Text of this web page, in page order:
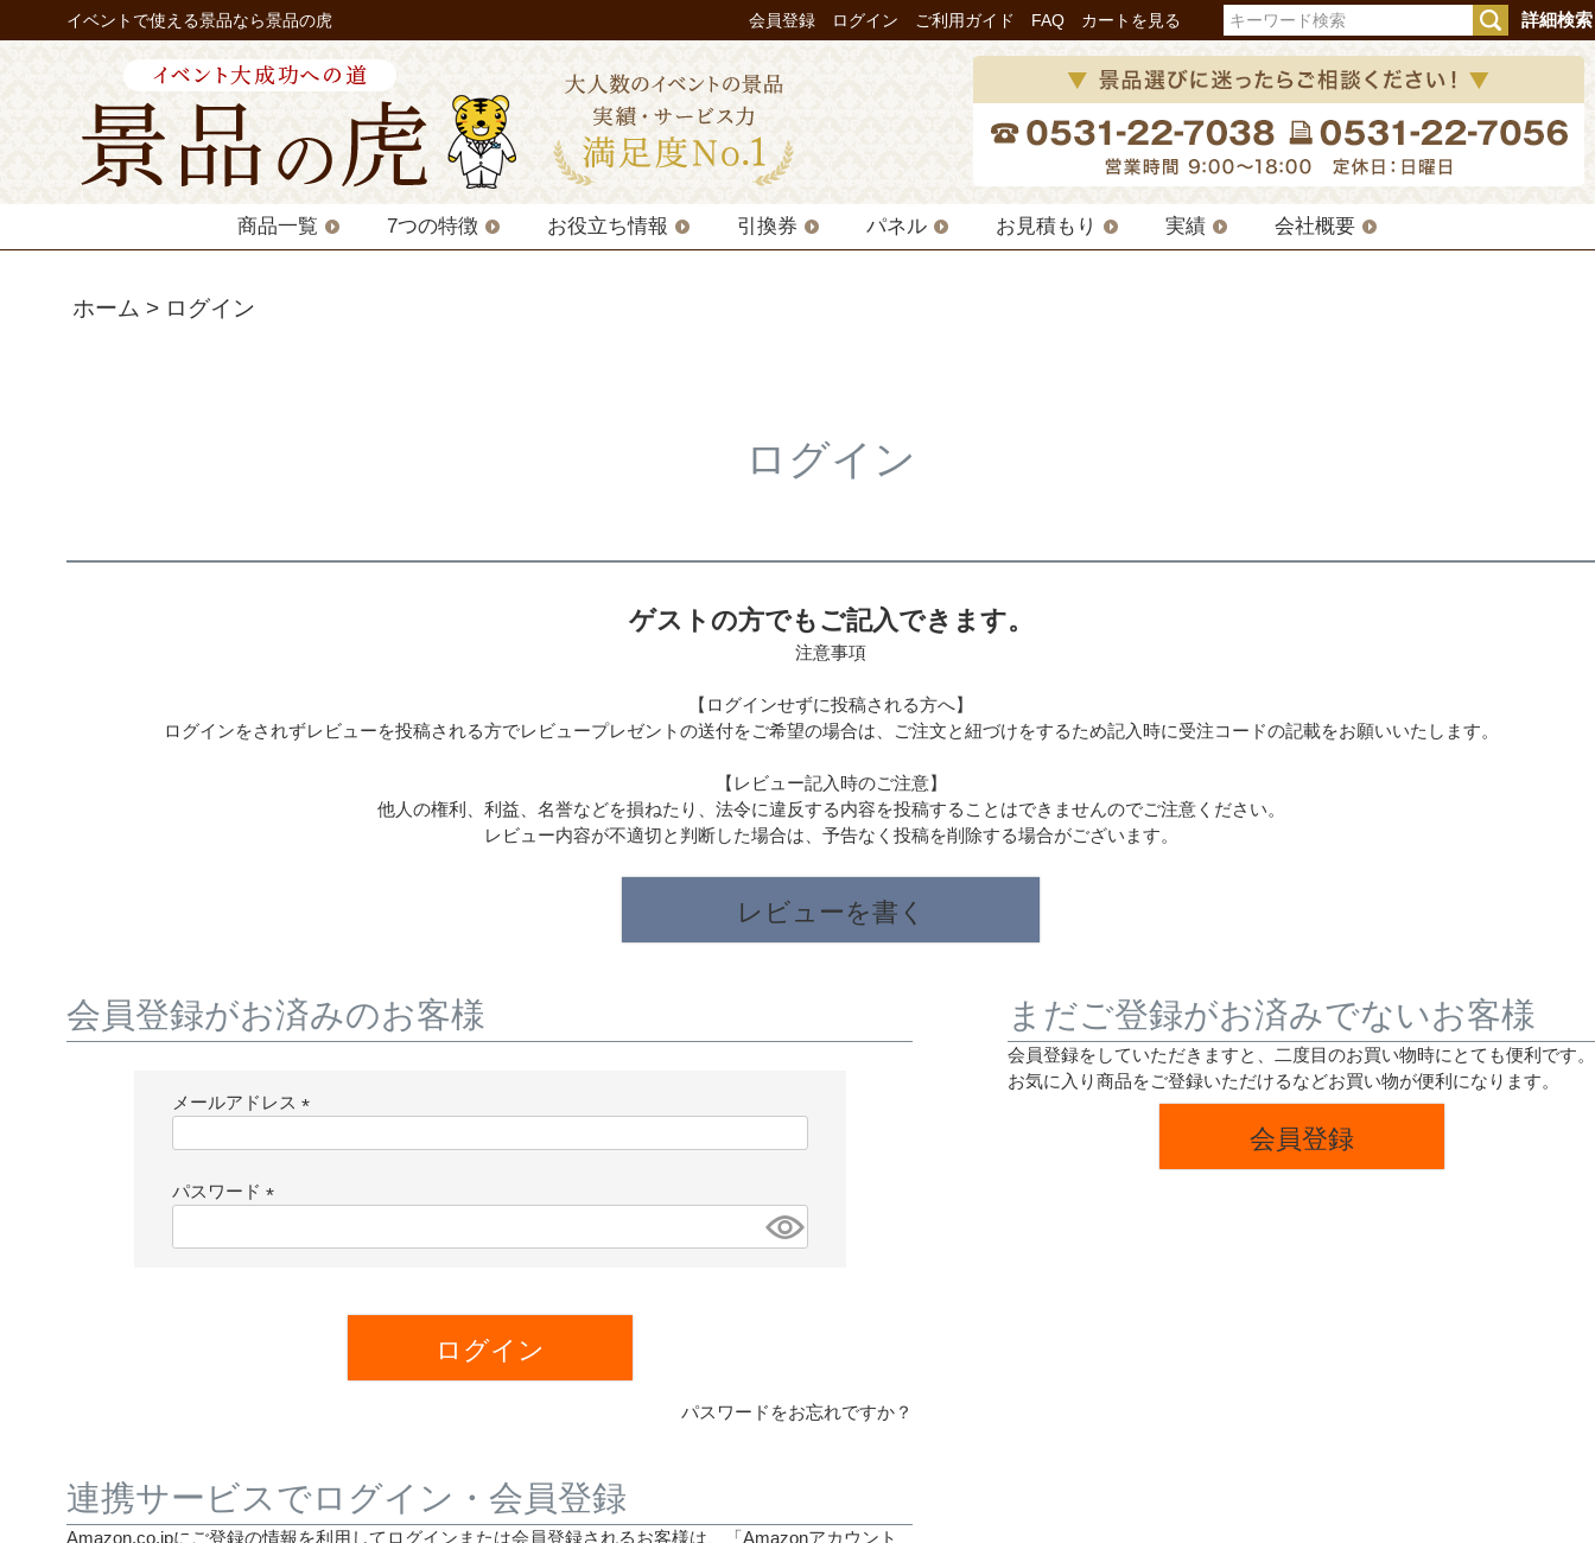
イベントで使える景品なら景品の虎 会員登録 ログイン ご利用ガイド FAQ カートを見る 詳細検索
商品一覧 7つの特徴 お役立ち情報 引換券 パネル お見積もり 実績 会社概要
ホーム ログイン
ログイン
ゲストの方でもご記入できます。
注意事項
【ログインせずに投稿される方へ】
ログインをされずレビューを投稿される方でレビュープレゼントの送付をご希望の場合は、ご注文と紐づけをするため記入時に受注コードの記載をお願いいたします。
【レビュー記入時のご注意】
他人の権利、利益、名誉などを損ねたり、法令に違反する内容を投稿することはできませんのでご注意ください。
レビュー内容が不適切と判断した場合は、予告なく投稿を削除する場合がございます。
レビューを書く
会員登録がお済みのお客様
メールアドレス
パスワード
必
ログイン
パスワードをお忘れですか？
連携サービスでログイン・会員登録
Amazon.co.jpにご登録の情報を利用してログインまたは会員登録されるお客様は、「Amazonアカウント
まだご登録がお済みでないお客様
会員登録をしていただきますと、二度目のお買い物時にとても便利です。
お気に入り商品をご登録いただけるなどお買い物が便利になります。
会員登録